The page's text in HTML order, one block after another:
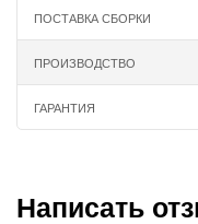
ПОСТАВКА СБОРКИ
ПРОИЗВОДСТВО
ГАРАНТИЯ
Написать